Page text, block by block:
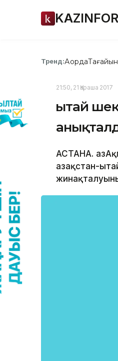
Тренд:Ақорда
21:50, 21 Қараша 2017
Қытай
АСТАНА.
Қазақстан-